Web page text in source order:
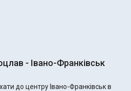
- Івано-Франківськ
до центру Івано-Франківськ в